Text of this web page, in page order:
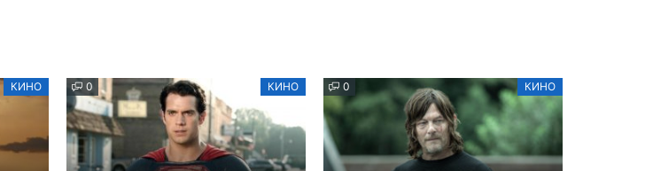
КИНО 0 КИНО 0 КИНО